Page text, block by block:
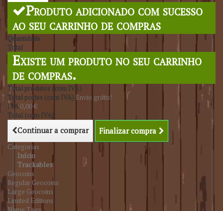
Pesquisar
Produto adicionado com sucesso
ao seu carrinho de compras
Quantidade
Total
Existe um produto no seu carrinho
de compras.
Total produtos (com IVA)
Total portes (com IVA) Envio grátis!
IVA 0,00 €
Total (com IVA)
Continuar a comprar Finalizar compra
Categorias
Início
Trackables
Geocoins
Regular Geocoins
Large Geocoins
Limited Editions